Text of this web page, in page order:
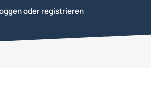
oder registrieren